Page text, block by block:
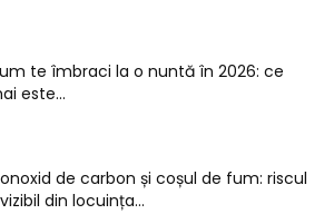
te îmbraci la o nuntă în 2026: ce
este...
de carbon și coșul de fum: riscul
din locuința...